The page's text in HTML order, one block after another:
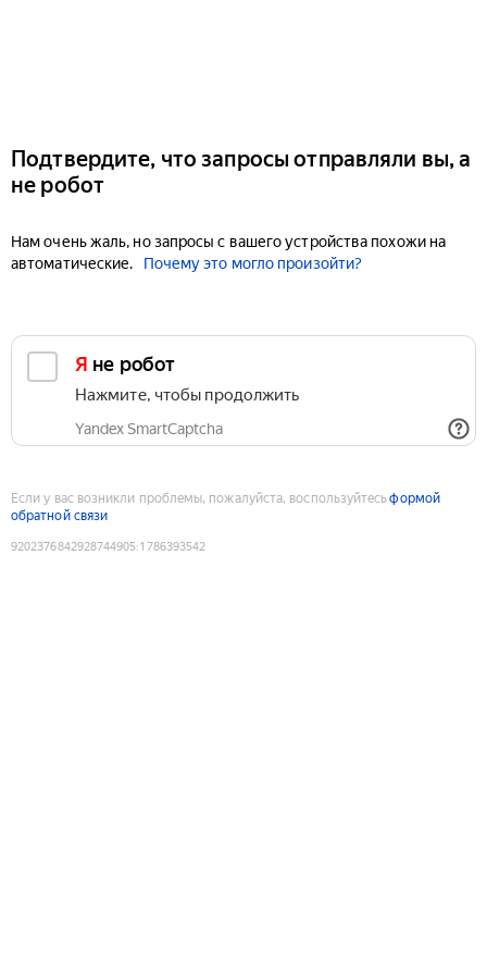
Подтвердите, что запросы отправляли вы, а
не робот
Нам очень жаль, но запросы с вашего устройства похожи на
автоматические.
Почему это могло произойти?
Я не робот
Нажмите, чтобы продолжить
Yandex SmartCaptcha
Если у вас возникли проблемы, пожалуйста, воспользуйтесьформой
обратной связи
9202376842928744905:1786393542